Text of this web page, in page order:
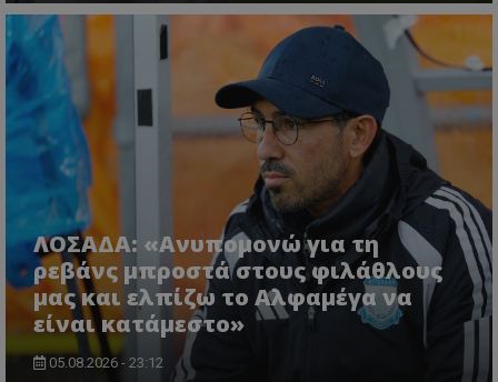
ΛΟΣΑΔΑ: «Ανυπομονώ για τη
ρεβάνς μπροστά στους φιλάθλους
μας και ελπίζω το Αλφαμέγα να
είναι κατάμεστο»
05.08.2026 - 23:12